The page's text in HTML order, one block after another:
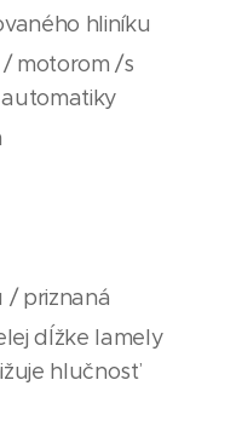
hliníku
motorom /s
/ priznaná
dĺžke lamely
hlučnosť